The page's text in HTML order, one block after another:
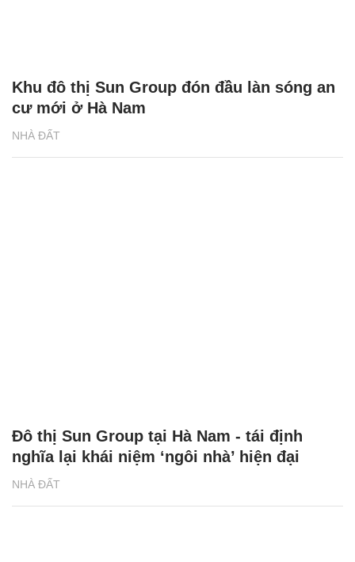
NHÀ ĐẤT
Khu đô thị Sun Group đón đầu làn sóng an
cư mới ở Hà Nam
NHÀ ĐẤT
Đô thị Sun Group tại Hà Nam - tái định
nghĩa lại khái niệm ‘ngôi nhà’ hiện đại